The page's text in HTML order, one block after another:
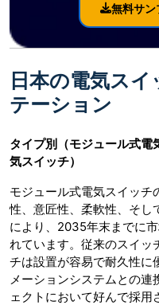
無料サン
日本の電気ス
テーション
タイプ別（モジュール式電
気スイッチ）
モジュール式電気スイッチ
性、意匠性、柔軟性、そし
により、2035年末までに
れています。従来のスイッ
チは設置が容易で耐久性に
メーションシステムとの
ェクトにおいて好んで採用